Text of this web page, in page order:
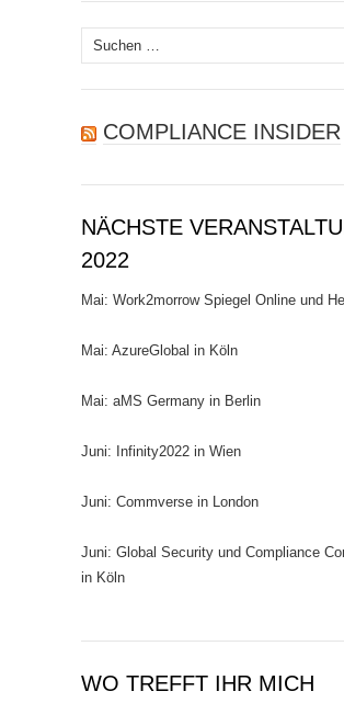
Suchen
nach:
COMPLIANCE INSIDER
NÄCHSTE
2022
Mai: Work2morrow Spiegel Online und
Mai: AzureGlobal in Köln
Mai: aMS Germany in Berlin
Juni: Infinity2022 in Wien
Juni: Commverse in London
Juni: Global Security und Compliance
in Köln
WO TREFFT IHR MICH